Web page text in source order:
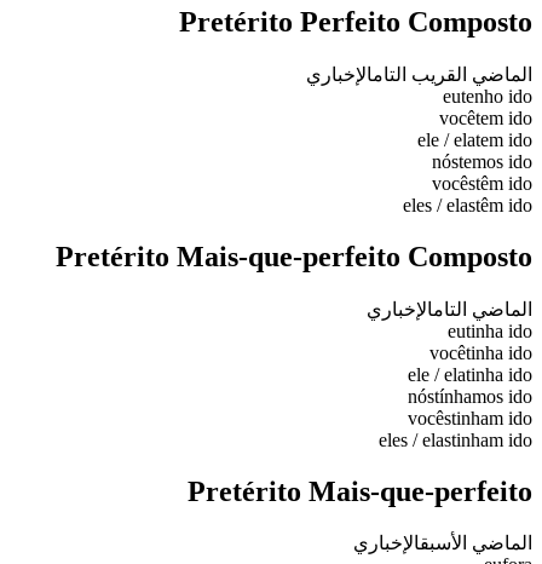
Pretérito Perfeito Composto
الماضي القريب التامالإخباري
eutenho ido
vocêtem ido
ele / elatem ido
nóstemos ido
vocêstêm ido
eles / elastêm ido
Pretérito Mais-que-perfeito Composto
الماضي التامالإخباري
eutinha ido
vocêtinha ido
ele / elatinha ido
nóstínhamos ido
vocêstinham ido
eles / elastinham ido
Pretérito Mais-que-perfeito
الماضي الأسبقالإخباري